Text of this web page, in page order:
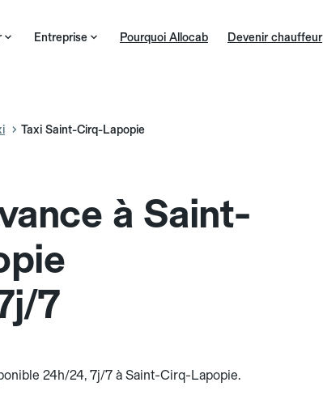
Entreprise Pourquoi Allocab Devenir chauffeur
Taxi Saint-Cirq-Lapopie
à Saint-
7
24h/24, 7j/7 à Saint-Cirq-Lapopie.